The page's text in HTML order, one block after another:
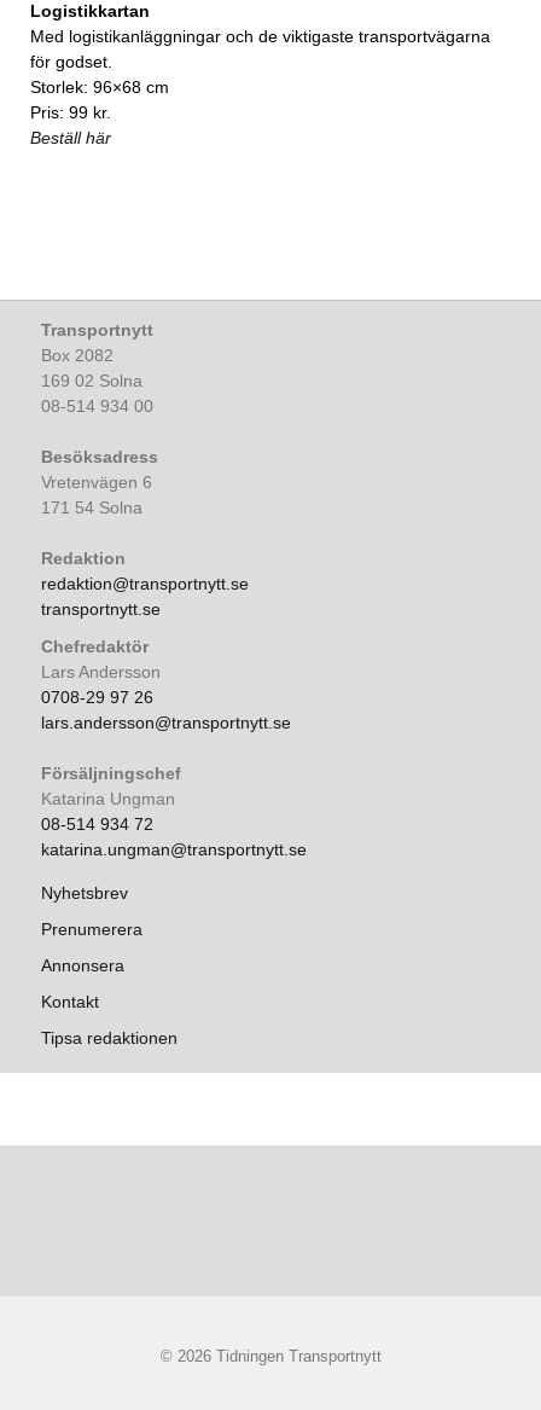
Logistikkartan
Med logistikanläggningar och de viktigaste transportvägarna
för godset.
Storlek: 96×68 cm
Pris: 99 kr.
Beställ här
Transportnytt
Box 2082
169 02 Solna
08-514 934 00
Besöksadress
Vretenvägen 6
171 54 Solna
Redaktion
redaktion@transportnytt.se
transportnytt.se
Chefredaktör
Lars Andersson
0708-29 97 26
lars.andersson@transportnytt.se
Försäljningschef
Katarina Ungman
08-514 934 72
katarina.ungman@transportnytt.se
Nyhetsbrev
Prenumerera
Annonsera
Kontakt
Tipsa redaktionen
© 2026 Tidningen Transportnytt